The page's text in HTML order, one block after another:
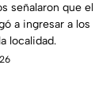
en
Capital
señalaron que el
a ingresar a los
localidad.